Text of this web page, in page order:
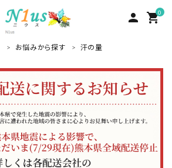
person 0
shopping_cart
person 新規会員登録
search
お悩みから探す 汗の量